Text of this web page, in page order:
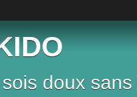
doux sans